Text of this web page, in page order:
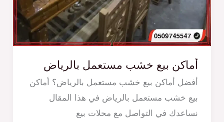
أماكن بيع خشب مستعمل بالرياض
أفضل أماكن بيع خشب مستعمل بالرياض؟ أماكن
بيع خشب مستعمل بالرياض في هذا المقال
نساعدك في التواصل مع محلات بيع